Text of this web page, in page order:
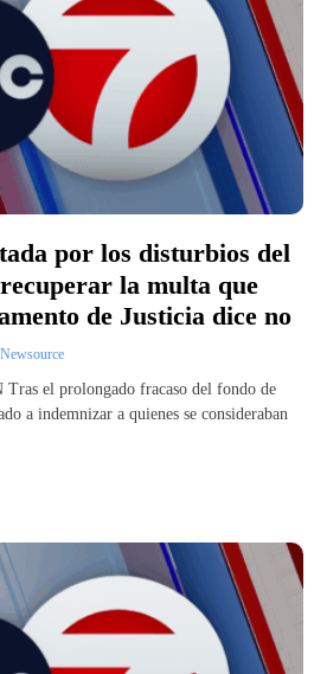
por los disturbios del
la multa que
de Justicia dice no
el prolongado fracaso del fondo de
a indemnizar a quienes se consideraban